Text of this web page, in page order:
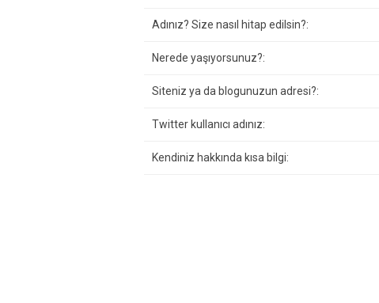
Adınız? Size nasıl hitap edilsin?:
Nerede yaşıyorsunuz?:
Siteniz ya da blogunuzun adresi?:
Twitter kullanıcı adınız:
Kendiniz hakkında kısa bilgi: